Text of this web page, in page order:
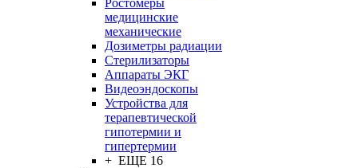
Ростомеры
медицинские
механические
Дозиметры радиации
Стерилизаторы
Аппараты ЭКГ
Видеоэндоскопы
Устройства для
терапевтической
гипотермии и
гипертермии
+ ЕЩЕ 16